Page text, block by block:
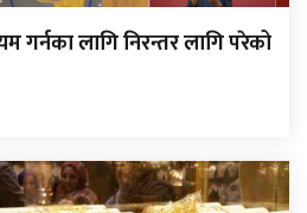
गर्नका लागि निरन्तर लागि परेको